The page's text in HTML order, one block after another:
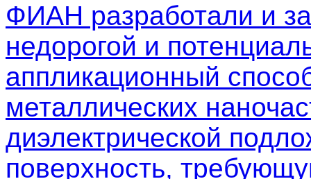
ФИАН разработали и
недорогой и
аппликационный
металлических
диэлектрической
поверхность,